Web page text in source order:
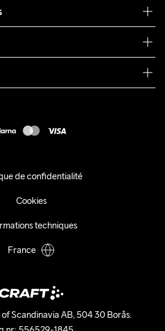
Scandinavia AB, 504 30 Borås.
de confidentialité
Cookies
techniques
France